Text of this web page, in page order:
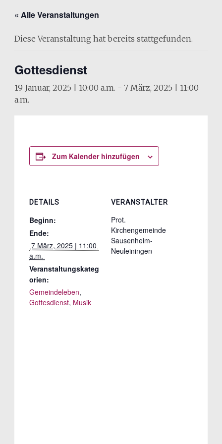
« Alle Veranstaltungen
Diese Veranstaltung hat bereits stattgefunden.
Gottesdienst
19 Januar, 2025 | 10:00 a.m. - 7 März, 2025 | 11:00
a.m.
Zum Kalender hinzufügen
DETAILS
Beginn:
Ende:
a.m.
Veranstaltungskateg
orien:
Gemeindeleben,
Gottesdienst, Musik
VERANSTALTER
Prot.
Kirchengemeinde
Sausenheim-
Neuleiningen